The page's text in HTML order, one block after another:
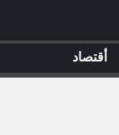
أقتصاد